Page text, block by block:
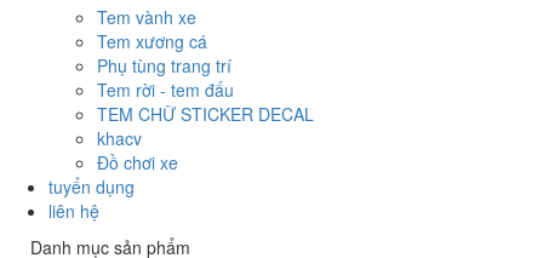
Tem vành xe
Tem xương cá
Phụ tùng trang trí
Tem rời - tem đấu
TEM CHỮ STICKER DECAL
khacv
Đồ chơi xe
tuyển dụng
liên hệ
Danh mục sản phẩm